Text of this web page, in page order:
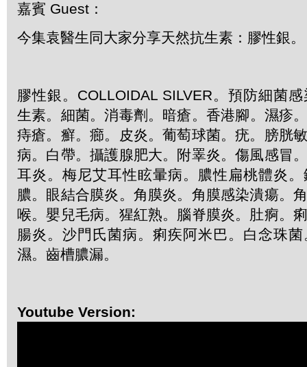
嘉賓 Guest：
今集袁醫生同大家分享天然抗生素：膠性銀。
膠性銀。 COLLOIDAL SILVER。 預防細菌感
生素。 細菌。消毒劑 。 暗瘡。 香港腳。 濕疹
痔瘡。 癬。癤。 皮炎。葡萄球菌。疣。 膀胱
病。 白帶。攝護腺肥大。 附睪炎。傷風感冒
耳炎 。 梅尼艾耳性眩暈病。 膿性扁桃體炎 。
膿。 眼結合膜炎 。 角膜炎。 角膜感染潰瘍。
喉。嬰兒毛病。 猩紅熟。 腦脊膜炎。 肚痾。
腸炎 。 沙門氏菌病。 痢疾阿米巴。 白念珠菌
濕。 齒槽膿漏。
Youtube Version: